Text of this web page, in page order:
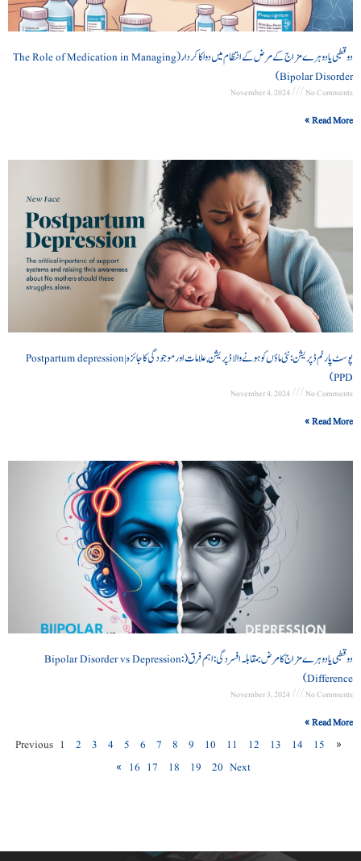
دو قطبی یا دوہرے مزاج کے مرض کے انتظام میں دوا کا کردار (The Role of Medication in Managing
Bipolar Disorder)
November 4, 2024 No Comments
Read More »
پوسٹ پارٹم ڈپریشن: نئی ماؤں کو ہونے والا ڈپریشن, علامات اور موجودگی کا جائزہ |Postpartum depression
(PPD
November 4, 2024 No Comments
Read More »
دو قطبی یا دوہرے مزاج کا مرض بمقابلہ افسردگی : اہم فرق (Bipolar Disorder vs Depression:
Difference)
November 3, 2024 No Comments
Read More »
« Previous
1 2 3 4 5 6 7 8 9 10 11 12 13 14
15
16 17 18 19 20 Next »